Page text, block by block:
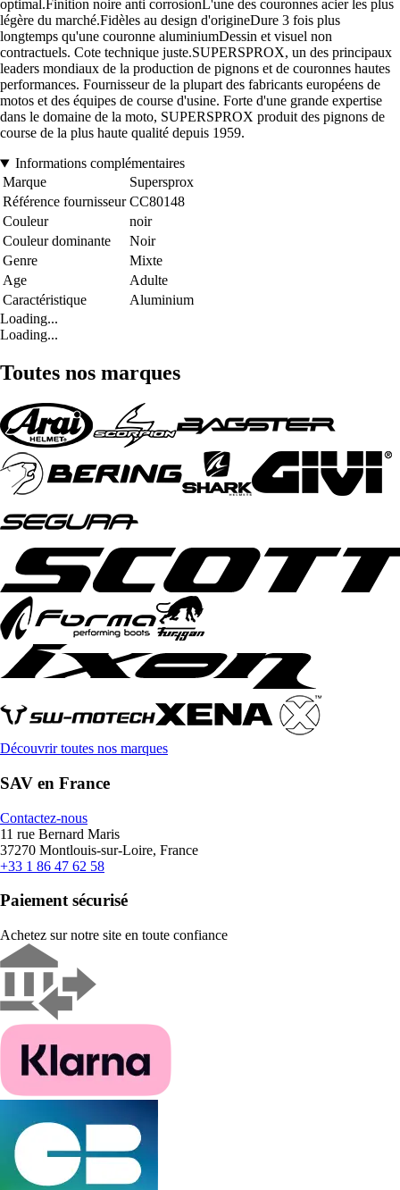
optimal.Finition noire anti corrosionL'une des couronnes acier les plus
légère du marché.Fidèles au design d'origineDure 3 fois plus
longtemps qu'une couronne aluminiumDessin et visuel non
contractuels. Cote technique juste.SUPERSPROX, un des principaux
leaders mondiaux de la production de pignons et de couronnes hautes
performances. Fournisseur de la plupart des fabricants européens de
motos et des équipes de course d'usine. Forte d'une grande expertise
dans le domaine de la moto, SUPERSPROX produit des pignons de
course de la plus haute qualité depuis 1959.
Informations complémentaires
Marque
Supersprox
Référence fournisseur CC80148
Couleur
noir
Couleur dominante
Noir
Genre
Mixte
Age
Adulte
Caractéristique
Aluminium
Loading...
Loading...
Toutes nos marques
Découvrir toutes nos marques
SAV en France
Contactez-nous
11 rue Bernard Maris
37270 Montlouis-sur-Loire, France
+33 1 86 47 62 58
Paiement sécurisé
Achetez sur notre site en toute confiance